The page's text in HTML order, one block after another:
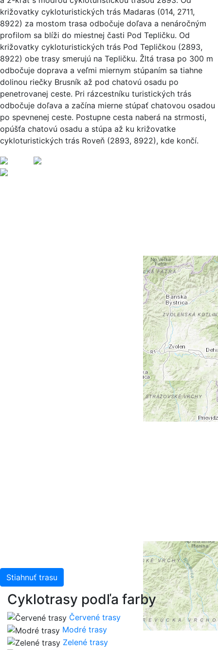
križovatky cykloturistických trás Madaras (014, 2711,
8922) za mostom trasa odbočuje doľava a nenáročným
profilom sa blíži do miestnej časti Pod Tepličku. Od
križovatky cykloturistických trás Pod Tepličkou (2893,
8922) obe trasy smerujú na Tepličku. Žltá trasa po 300 m
odbočuje doprava a veľmi miernym stúpaním sa tiahne
dolinou riečky Brusník až pod chatovú osadu po
penetrovanej ceste. Pri rázcestníku turistických trás
odbočuje doľava a začína mierne stúpať chatovou osadou
po spevnenej ceste. Postupne cesta naberá na strmosti,
opúšťa chatovú osadu a stúpa až ku križovatke
cykloturistických trás Roveň (2893, 8922), kde končí.
Stiahnuť trasu
Cyklotrasy podľa farby
Červené trasy
Modré trasy
Zelené trasy